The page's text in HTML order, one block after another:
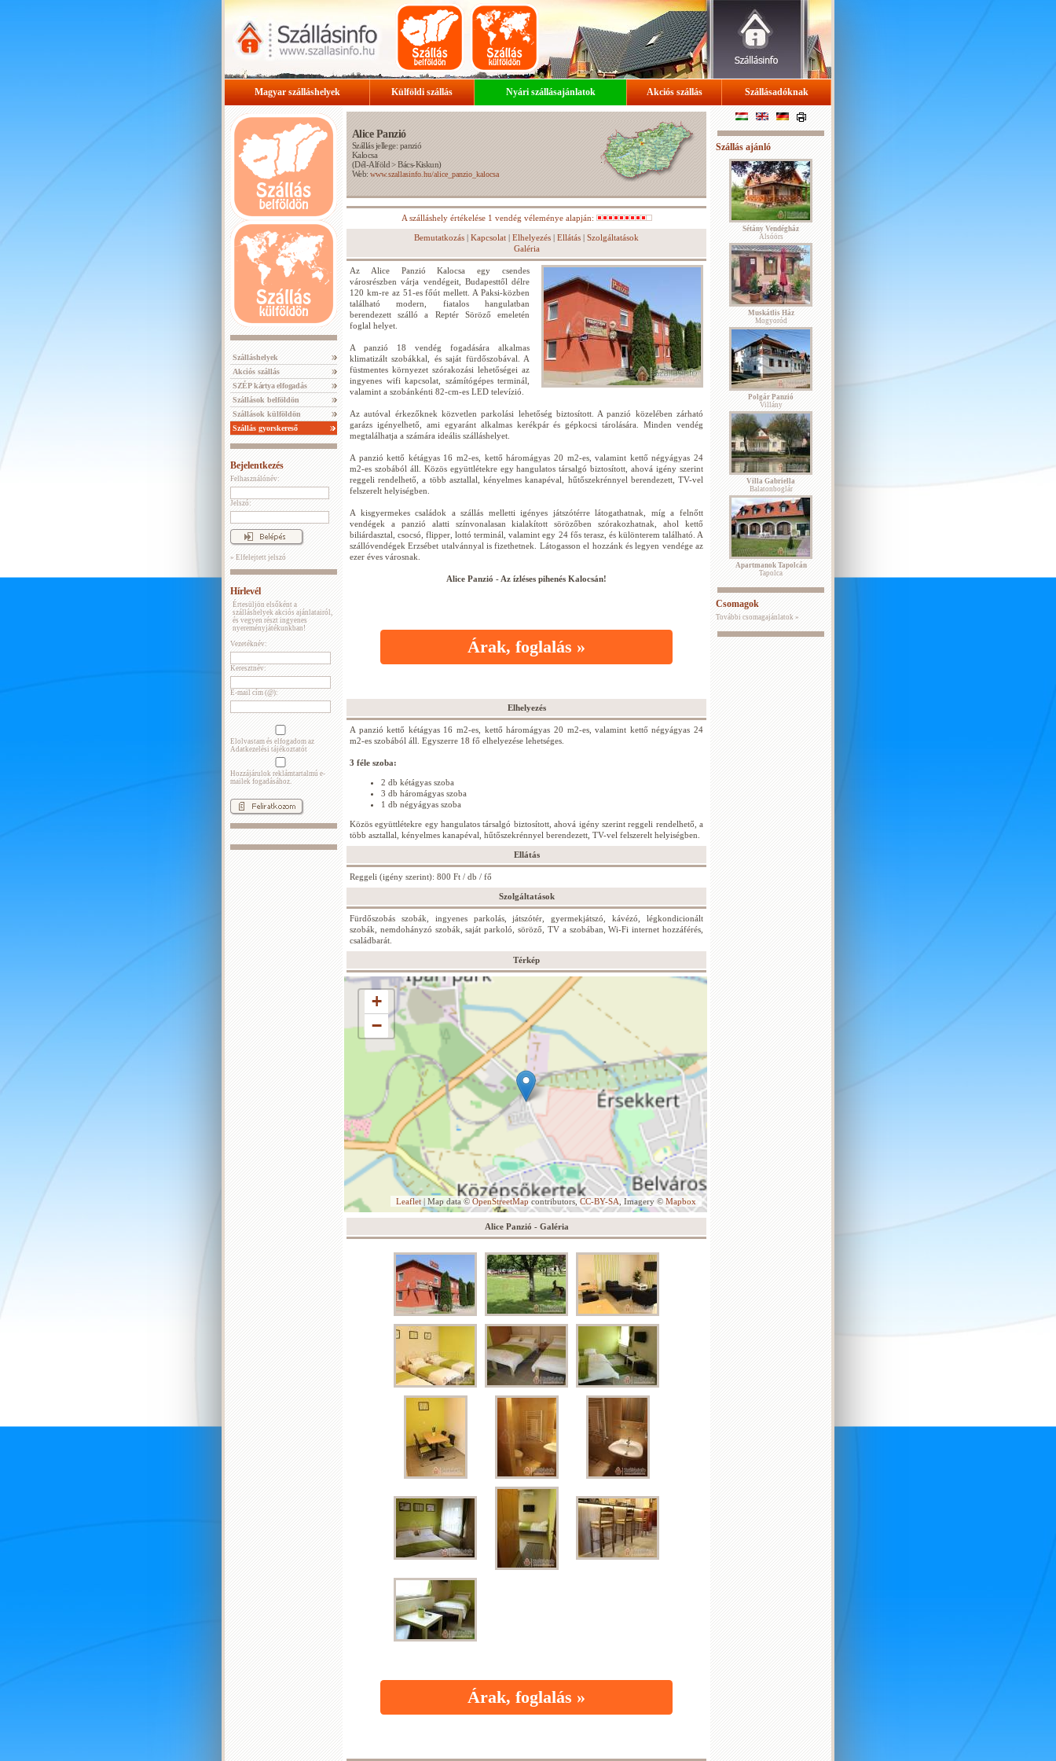
Magyar szálláshelyek Külföldi szállás Nyári szállásajánlatok Akciós szállás Szállásadóknak
Szálláshelyek
Akciós szállás
SZÉP kártya elfogadás
Szállások belföldön
Szállások külföldön
Szállás gyorskereső
Bejelentkezés
Felhasználónév:
Jelszó:
» Elfelejtett jelszó
Hírlevél
Értesüljön elsőként a
szálláshelyek akciós ajánlatairól,
és vegyen részt ingyenes
nyereményjátékunkban!
Vezetéknév:
Keresztnév:
E-mail cím (@):
Elolvastam és elfogadom az
Adatkezelési tájékoztatót
Hozzájárulok reklámtartalmú e-
mailek fogadásához.
Alice Panzió
Szállás jellege: panzió
Kalocsa
(Dél-Alföld>Bács-Kiskun)
Web:www.szallasinfo.hu/alice_panzio_kalocsa
A szálláshely értékelése 1 vendég véleménye alapján:
Bemutatkozás | Kapcsolat | Elhelyezés | Ellátás | Szolgáltatások
Galéria
Az Alice Panzió Kalocsa egy csendes
városrészben várja vendégeit, Budapesttől délre
120 km-re az 51-es főút mellett. A Paksi-közben
található modern, fiatalos hangulatban
berendezett szálló a Reptér Söröző emeletén
foglal helyet.
A panzió 18 vendég fogadására alkalmas
klimatizált szobákkal, és saját fürdőszobával. A
füstmentes környezet szórakozási lehetőségei az
ingyenes wifi kapcsolat, számítógépes terminál,
valamint a szobánkénti 82-cm-es LED televízió.
Az autóval érkezőknek közvetlen parkolási lehetőség biztosított. A panzió közelében zárható
garázs igényelhető, ami egyaránt alkalmas kerékpár és gépkocsi tárolására. Minden vendég
megtalálhatja a számára ideális szálláshelyet.
A panzió kettő kétágyas 16 m2-es, kettő háromágyas 20 m2-es, valamint kettő négyágyas 24
m2-es szobából áll. Közös együttlétekre egy hangulatos társalgó biztosított, ahová igény szerint
reggeli rendelhető, a több asztallal, kényelmes kanapéval, hűtőszekrénnyel berendezett, TV-vel
felszerelt helyiségben.
A kisgyermekes családok a szállás melletti igényes játszótérre látogathatnak, míg a felnőtt
vendégek a panzió alatti színvonalasan kialakított sörözőben szórakozhatnak, ahol kettő
biliárdasztal, csocsó, flipper, lottó terminál, valamint egy 24 fős terasz, és különterem található. A
szállóvendégek Erzsébet utalvánnyal is fizethetnek. Látogasson el hozzánk és legyen vendége az
ezer éves városnak.
Alice Panzió - Az ízléses pihenés Kalocsán!
Árak, foglalás »
Elhelyezés
A panzió kettő kétágyas 16 m2-es, kettő háromágyas 20 m2-es, valamint kettő négyágyas 24
m2-es szobából áll. Egyszerre 18 fő elhelyezése lehetséges.
3 féle szoba:
2 db kétágyas szoba
3 db háromágyas szoba
1 db négyágyas szoba
Közös együttlétekre egy hangulatos társalgó biztosított, ahová igény szerint reggeli rendelhető, a
több asztallal, kényelmes kanapéval, hűtőszekrénnyel berendezett, TV-vel felszerelt helyiségben.
Ellátás
Reggeli (igény szerint): 800 Ft / db / fő
Szolgáltatások
Fürdőszobás szobák, ingyenes parkolás, játszótér, gyermekjátszó, kávézó, légkondicionált
szobák, nemdohányzó szobák, saját parkoló, söröző, TV a szobában, Wi-Fi internet hozzáférés,
családbarát.
Térkép
+
−
Leaflet | Map data ©OpenStreetMap contributors, CC-BY-SA , Imagery © Mapbox
Alice Panzió - Galéria
Árak, foglalás »
Szállás ajánló
Sétány Vendégház
Alsóörs
Muskátlis Ház
Mogyoród
Polgár Panzió
Villány
Villa Gabriella
Balatonboglár
Apartmanok Tapolcán
Tapolca
Csomagok
További csomagajánlatok »